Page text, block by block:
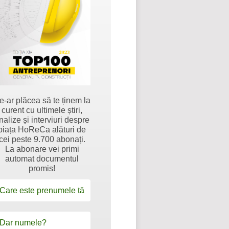
ar plăcea să te ținem la
curent cu ultimele știri,
și interviuri despre
HoReCa alături de
peste 9.700 abonați.
La abonare vei primi
automat documentul
promis!